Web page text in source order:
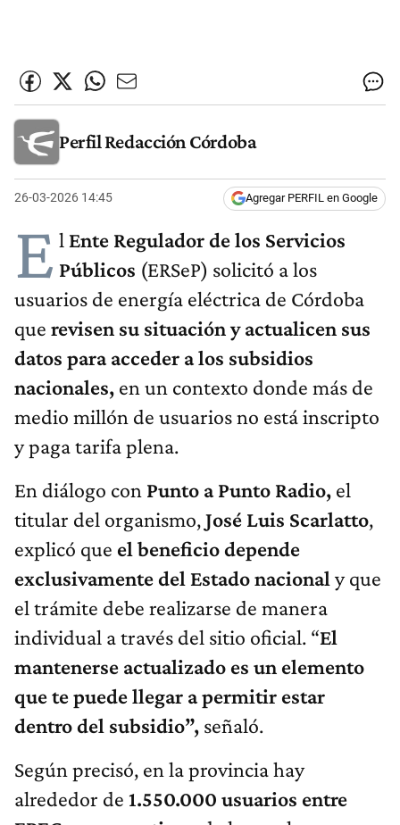
Perfil Redacción Córdoba
26-03-2026 14:45 Agregar PERFIL en Google
E l Ente Regulador de los Servicios
Públicos (ERSeP) solicitó a los
usuarios de energía eléctrica de Córdoba
que revisen su situación y actualicen sus
datos para acceder a los subsidios
nacionales, en un contexto donde más de
medio millón de usuarios no está inscripto
y paga tarifa plena.
En diálogo con Punto a Punto Radio, el
titular del organismo,José Luis Scarlatto,
explicó que el beneficio depende
exclusivamente del Estado nacional y que
el trámite debe realizarse de manera
individual a través del sitio oficial. “El
mantenerse actualizado es un elemento
que te puede llegar a permitir estar
dentro del subsidio”, señaló.
Según precisó, en la provincia hay
alrededor de 1.550.000 usuarios entre